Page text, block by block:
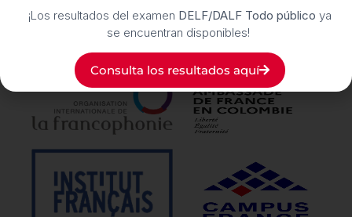
Nuestrosaliados
¡Los resultados del examen DELF/DALF Todo público ya
se encuentran disponibles!
Consulta los resultados aquí